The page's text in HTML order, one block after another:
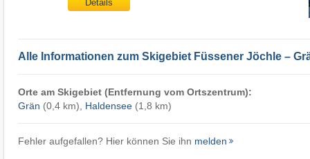
Details
Alle Informationen zum Skigebiet Füssener Jöchle –
Orte am Skigebiet (Entfernung vom Ortszentrum):
Grän (0,4 km), Haldensee(1,8 km)
Fehler aufgefallen? Hier können Sie ihn melden